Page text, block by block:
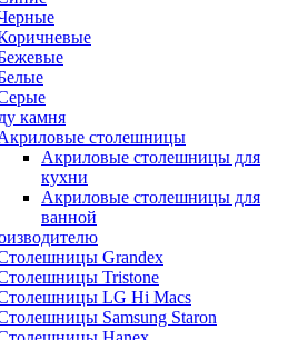
камня
столешницы
Акриловые столешницы для
кухни
Акриловые столешницы для
ванной
Grandex
Tristone
LG Hi Macs
Samsung Staron